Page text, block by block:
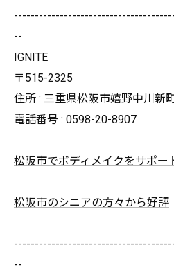
--
IGNITE
〒515-2325
住所 : 三重県松阪市嬉野中川新
電話番号 : 0598-20-8907
松阪市でボディメイクをサポー
松阪市のシニアの方々から好評
--